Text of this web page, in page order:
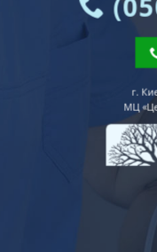
г.
МЦ